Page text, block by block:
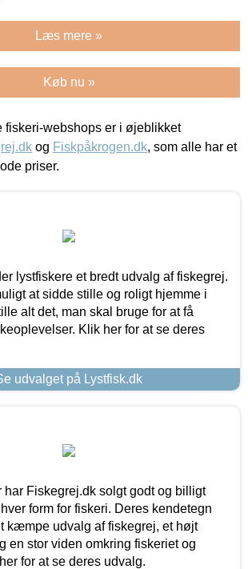
Læs mere »
Køb nu »
fiskeri-webshops er i øjeblikket
og Fiskpåkrogen.dk, som alle har et
priser.
lystfiskere et bredt udvalg af fiskegrej.
at sidde stille og roligt hjemme i
alt det, man skal bruge for at få
Klik her for at se deres
udvalget på Lystfisk.dk
har Fiskegrej.dk solgt godt og billigt
form for fiskeri. Deres kendetegn
kæmpe udvalg af fiskegrej, et højt
en stor viden omkring fiskeriet og
for at se deres udvalg.